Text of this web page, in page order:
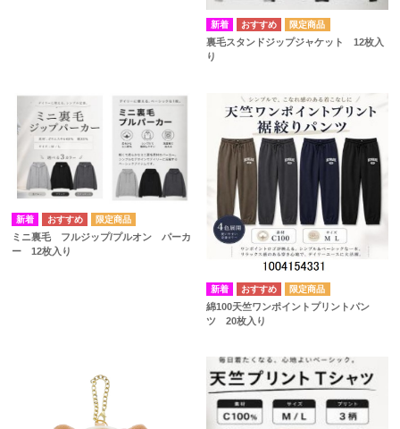
裏毛スタンドジップジャケット 12枚入
り
ミニ裏毛 フルジップ/プルオン パーカ
ー 12枚入り
綿100天竺ワンポイントプリントパン
ツ 20枚入り